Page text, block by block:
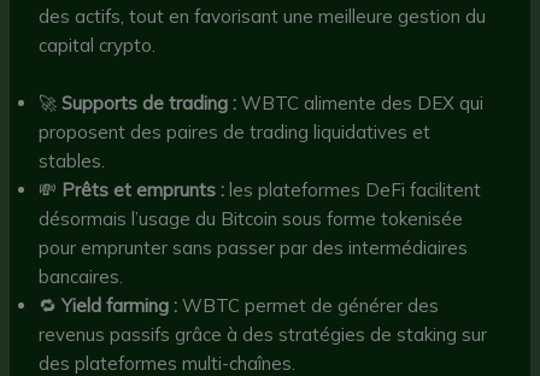
des actifs, tout en favorisant une meilleure gestion du
capital crypto.
🚀Supports de trading :WBTC alimente des DEX qui
proposent des paires de trading liquidatives et
stables.
💸 Prêts et emprunts : les plateformes DeFi facilitent
désormais l’usage du Bitcoin sous forme tokenisée
pour emprunter sans passer par des intermédiaires
bancaires.
🔁Yield farming : WBTC permet de générer des
revenus passifs grâce à des stratégies de staking sur
des plateformes multi-chaînes.